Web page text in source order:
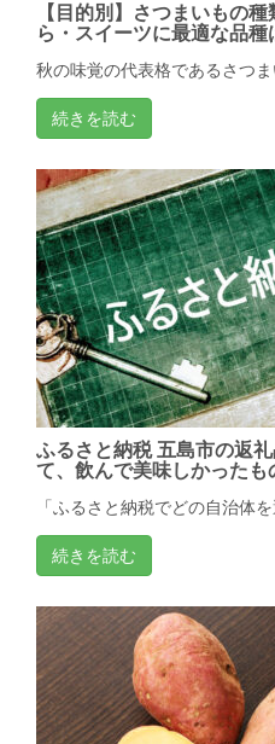
【目的別】さつまいもの
ら・スイーツに最適な品種
秋の味覚の代表格であるさつま
続きを読む
ふるさと納税 五島市の返
て、飲んで美味しかったも
「ふるさと納税でどの自治体
続きを読む